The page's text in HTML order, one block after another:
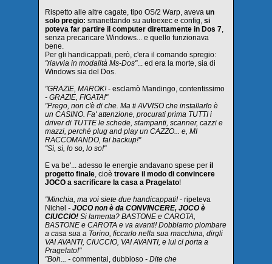
Rispetto alle altre cagate, tipo OS/2 Warp, aveva un
solo pregio: smanettando su autoexec e config, si
poteva far partire il computer direttamente in Dos 7,
senza precaricare Windows... e quello funzionava
bene.
Per gli handicappati, però, c'era il comando spregio:
"riavvia in modalità Ms-Dos"... ed era la morte, sia di
Windows sia del Dos.
"GRAZIE, MAROK!- esclamò Mandingo, contentissimo
- GRAZIE, FIGATA!"
"Prego, non c'è di che. Ma ti AVVISO che installarlo è
un CASINO. Fa' attenzione, procurati prima TUTTI i
driver di TUTTE le schede, stampanti, scanner, cazzi e
mazzi, perché plug and play un CAZZO... e, MI
RACCOMANDO, fai backup!"
"Sì, sì, lo so, lo so!"
E va be'... adesso le energie andavano spese per il
progetto finale, cioè trovare il modo di convincere
JOCO a sacrificare la casa a Pragelato!
"Minchia, ma voi siete due handicappati! - ripeteva
Nichel - JOCO non è da CONVINCERE, JOCO è
CIUCCIO! Si lamenta? BASTONE e CAROTA,
BASTONE e CAROTA e va avanti! Dobbiamo piombare
a casa sua a Torino, ficcarlo nella sua macchina, dirgli
VAI AVANTI, CIUCCIO, VAI AVANTI, e lui ci porta a
Pragelato!"
"Boh... - commentai, dubbioso - Dite che